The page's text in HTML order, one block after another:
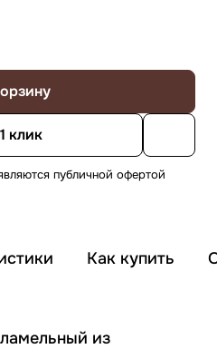
клик
публичной офертой
Как купить
из